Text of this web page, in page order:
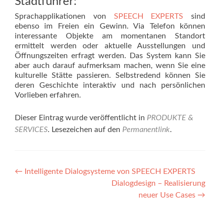
Sprachapplikationen von SPEECH EXPERTS sind
ebenso im Freien ein Gewinn. Via Telefon können
interessante Objekte am momentanen Standort
ermittelt werden oder aktuelle Ausstellungen und
Öffnungszeiten erfragt werden. Das System kann Sie
aber auch darauf aufmerksam machen, wenn Sie eine
kulturelle Stätte passieren. Selbstredend können Sie
deren Geschichte interaktiv und nach persönlichen
Vorlieben erfahren.
Dieser Eintrag wurde veröffentlicht in PRODUKTE &
SERVICES. Lesezeichen auf den Permanentlink.
Beitragsnavigation
← Intelligente Dialogsysteme von SPEECH EXPERTS
Dialogdesign – Realisierung
neuer Use Cases →